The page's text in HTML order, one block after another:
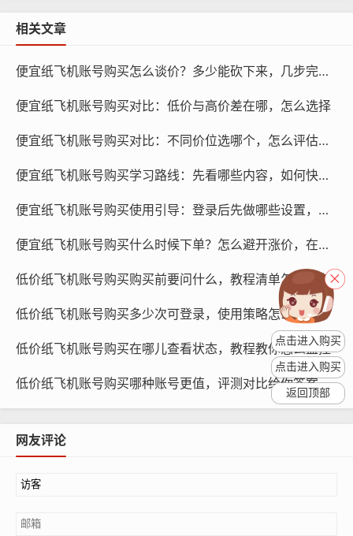
在购买纸飞机账号之前,您需要问以下问题：
纸飞机账号购买, 在线购买tg账号, 电报聊天账号购买,wdd
16888.com
账号是否为官方账号？
账号是否有过异常操作？
账号是否可以正常使用？
相关文章
便宜纸飞机账号购买怎么谈价？多少能砍下来，几步完成沟通
便宜纸飞机账号购买对比：低价与高价差在哪，怎么选择
便宜纸飞机账号购买对比：不同价位选哪个，怎么评估差异
便宜纸飞机账号购买学习路线：先看哪些内容，如何快速上手
便宜纸飞机账号购买使用引导：登录后先做哪些设置，如何优化体验
便宜纸飞机账号购买什么时候下单？怎么避开涨价，在哪里观察
低价纸飞机账号购买购买前要问什么，教程清单怎么准备
低价纸飞机账号购买多少次可登录，使用策略怎么避免封号
低价纸飞机账号购买在哪儿查看状态，教程教你怎么监控
低价纸飞机账号购买哪种账号更值，评测对比给你答案
网友评论
点击进入购买
点击进入购买
返回顶部